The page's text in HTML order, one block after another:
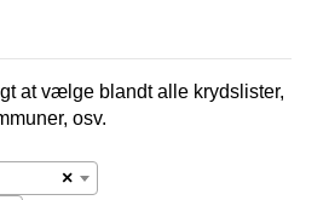
at vælge blandt alle krydslister,
osv.
×